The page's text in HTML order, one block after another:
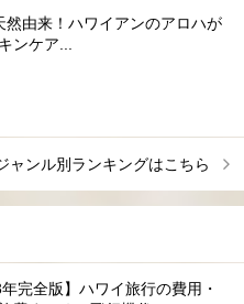
然由来！ハワイアンのアロハが
ンケア...
ャンル別ランキングはこちら
年完全版】ハワイ旅行の費用・